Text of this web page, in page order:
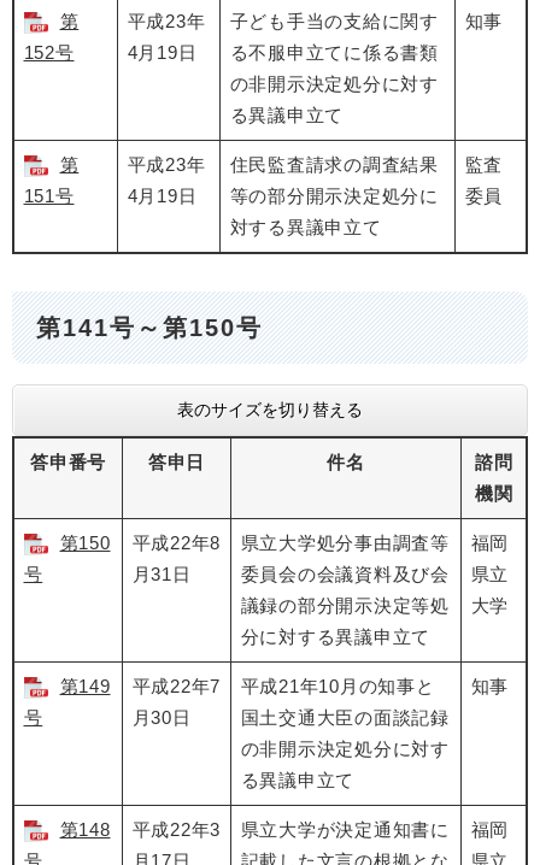
第
152号
平成23年
4月19日
子ども手当の支給に関す
る不服申立てに係る書類
の非開示決定処分に対す
る異議申立て
知事
第
151号
平成23年
4月19日
住民監査請求の調査結果
等の部分開示決定処分に
対する異議申立て
監査
委員
第141号～第150号
表のサイズを切り替える
答申番号 答申日 件名
諮問
機関
第150
号
平成22年8
月31日
県立大学処分事由調査等
委員会の会議資料及び会
議録の部分開示決定等処
分に対する異議申立て
福岡
県立
大学
第149
号
平成22年7
月30日
平成21年10月の知事と
国土交通大臣の面談記録
の非開示決定処分に対す
る異議申立て
知事
第148
号
平成22年3
月17日
県立大学が決定通知書に
記載した文言の根拠とな
福岡
県立